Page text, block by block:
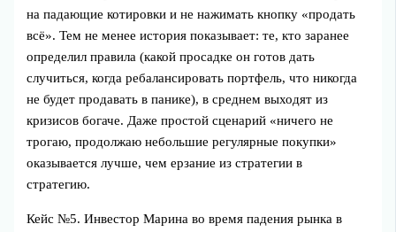
на падающие котировки и не нажимать кнопку «продать
всё». Тем не менее история показывает: те, кто заранее
определил правила (какой просадке он готов дать
случиться, когда ребалансировать портфель, что никогда
не будет продавать в панике), в среднем выходят из
кризисов богаче. Даже простой сценарий «ничего не
трогаю, продолжаю небольшие регулярные покупки»
оказывается лучше, чем ерзание из стратегии в
стратегию.
Кейс №5. Инвестор Марина во время падения рынка в